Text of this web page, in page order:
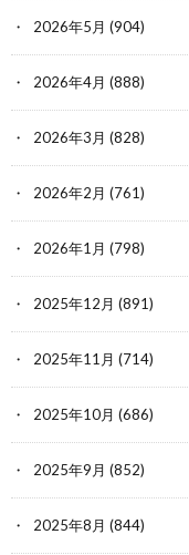
2026年5月 (904)
2026年4月 (888)
2026年3月 (828)
2026年2月 (761)
2026年1月 (798)
2025年12月 (891)
2025年11月 (714)
2025年10月 (686)
2025年9月 (852)
2025年8月 (844)